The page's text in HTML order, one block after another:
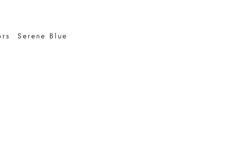
Serene Blue